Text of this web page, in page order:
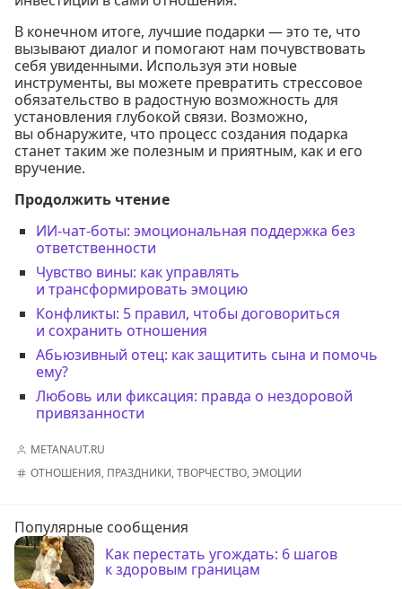
В конечном итоге, лучшие подарки — это те, что
вызывают диалог и помогают нам почувствовать
себя увиденными. Используя эти новые
инструменты, вы можете превратить стрессовое
обязательство в радостную возможность для
установления глубокой связи. Возможно,
вы обнаружите, что процесс создания подарка
станет таким же полезным и приятным, как и его
вручение.
Продолжить чтение
ИИ-чат-боты: эмоциональная поддержка без
ответственности
Чувство вины: как управлять
и трансформировать эмоцию
Конфликты: 5 правил, чтобы договориться
и сохранить отношения
Абьюзивный отец: как защитить сына и помочь
ему?
Любовь или фиксация: правда о нездоровой
привязанности
METANAUT.RU
ОТНОШЕНИЯ, ПРАЗДНИКИ,ТВОРЧЕСТВО,ЭМОЦИИ
Популярные сообщения
Как перестать угождать: 6 шагов
к здоровым границам